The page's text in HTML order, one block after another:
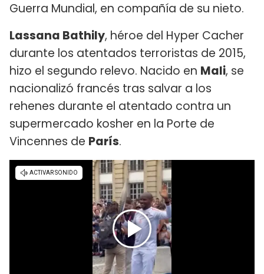
Guerra Mundial, en compañía de su nieto.
Lassana Bathily, héroe del Hyper Cacher
durante los atentados terroristas de 2015,
hizo el segundo relevo. Nacido en Mali, se
nacionalizó francés tras salvar a los
rehenes durante el atentado contra un
supermercado kosher en la Porte de
Vincennes de París.